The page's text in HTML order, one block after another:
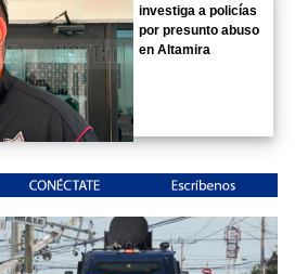
investiga a policías
por presunto abuso
en Altamira